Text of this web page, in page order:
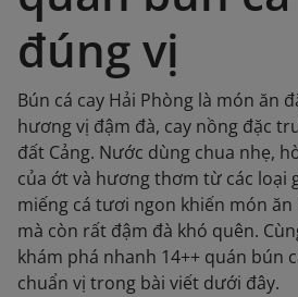
đúng vị
Bún cá cay Hải Phòng là món ăn
hương vị đậm đà, cay nồng đặc
đất Cảng. Nước dùng chua nhẹ,
của ớt và hương thơm từ các loại
miếng cá tươi ngon khiến món
mà còn rất đậm đà khó quên.
khám phá nhanh 14++ quán bún
chuẩn vị trong bài viết dưới đây.